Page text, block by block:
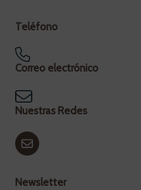
Teléfono
Correo electrónico
Nuestras Redes
Newsletter